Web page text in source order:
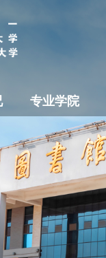
专业学院